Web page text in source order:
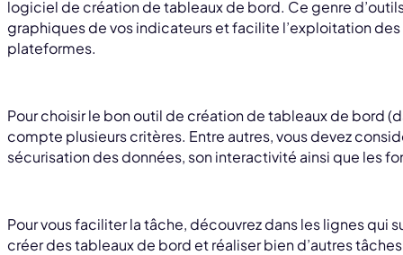
logiciel de création de tableaux de bord. Ce genre
graphiques de vos indicateurs et facilite l’exploitation
plateformes.
Pour choisir le bon outil de création de tableaux de bord
compte plusieurs critères. Entre autres, vous devez
sécurisation des données, son interactivité ainsi que les
Pour vous faciliter la tâche, découvrez dans les lignes qui
créer des tableaux de bord et réaliser bien d’autres